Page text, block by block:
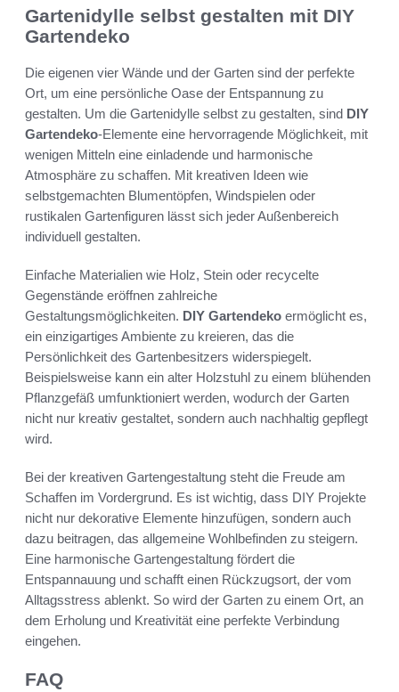
Gartenidylle selbst gestalten mit DIY
Gartendeko
Die eigenen vier Wände und der Garten sind der perfekte
Ort, um eine persönliche Oase der Entspannung zu
gestalten. Um die Gartenidylle selbst zu gestalten, sind DIY
Gartendeko-Elemente eine hervorragende Möglichkeit, mit
wenigen Mitteln eine einladende und harmonische
Atmosphäre zu schaffen. Mit kreativen Ideen wie
selbstgemachten Blumentöpfen, Windspielen oder
rustikalen Gartenfiguren lässt sich jeder Außenbereich
individuell gestalten.
Einfache Materialien wie Holz, Stein oder recycelte
Gegenstände eröffnen zahlreiche
Gestaltungsmöglichkeiten. DIY Gartendeko ermöglicht es,
ein einzigartiges Ambiente zu kreieren, das die
Persönlichkeit des Gartenbesitzers widerspiegelt.
Beispielsweise kann ein alter Holzstuhl zu einem blühenden
Pflanzgefäß umfunktioniert werden, wodurch der Garten
nicht nur kreativ gestaltet, sondern auch nachhaltig gepflegt
wird.
Bei der kreativen Gartengestaltung steht die Freude am
Schaffen im Vordergrund. Es ist wichtig, dass DIY Projekte
nicht nur dekorative Elemente hinzufügen, sondern auch
dazu beitragen, das allgemeine Wohlbefinden zu steigern.
Eine harmonische Gartengestaltung fördert die
Entspannauung und schafft einen Rückzugsort, der vom
Alltagsstress ablenkt. So wird der Garten zu einem Ort, an
dem Erholung und Kreativität eine perfekte Verbindung
eingehen.
FAQ